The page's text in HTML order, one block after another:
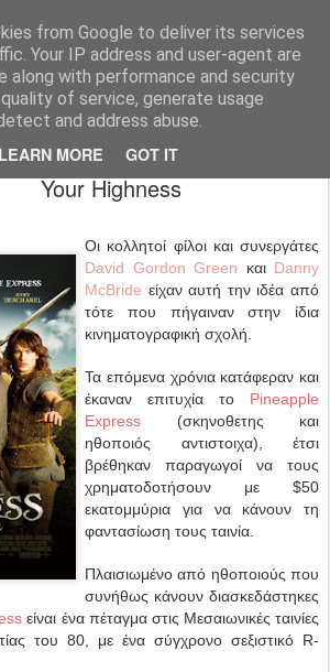
from Google to deliver its services
Your IP address and user-agent are
along with performance and security
of service, generate usage
and address abuse.
LEARN MORE GOT IT
Your Highness
Οι κολλητοί φίλοι και συνεργάτες
David Gordon Green και Danny
McBride είχαν αυτή την ιδέα από
τότε που πήγαιναν στην ίδια
κινηματογραφική σχολή.
Τα επόμενα χρόνια κατάφεραν και
έκαναν επιτυχία το Pineapple
Express (σκηνοθετης και
ηθοποιός αντιστοιχα), έτσι
βρέθηκαν παραγωγοί να τους
χρηματοδοτήσουν με $50
εκατομμύρια για να κάνουν τη
φαντασίωση τους ταινία.
Πλαισιωμένο από ηθοποιούς που
συνήθως κάνουν διασκεδάστηκες
είναι ένα πέταγμα στις Μεσαιωνικές ταινίες
του 80, με ένα σύγχρονο σεξιστικό R-